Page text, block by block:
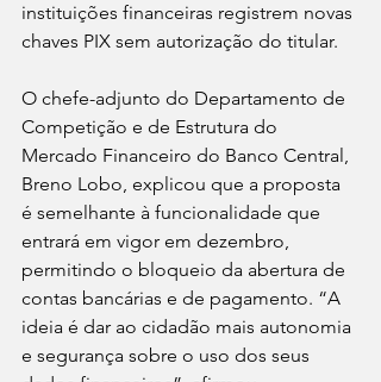
instituições financeiras registrem novas
chaves PIX sem autorização do titular.
O chefe-adjunto do Departamento de
Competição e de Estrutura do
Mercado Financeiro do Banco Central,
Breno Lobo, explicou que a proposta
é semelhante à funcionalidade que
entrará em vigor em dezembro,
permitindo o bloqueio da abertura de
contas bancárias e de pagamento. “A
ideia é dar ao cidadão mais autonomia
e segurança sobre o uso dos seus